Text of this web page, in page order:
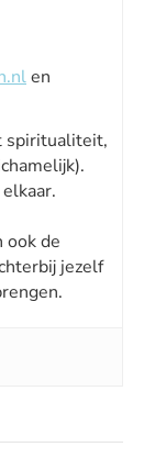
en
spiritualiteit,
ook de
jezelf